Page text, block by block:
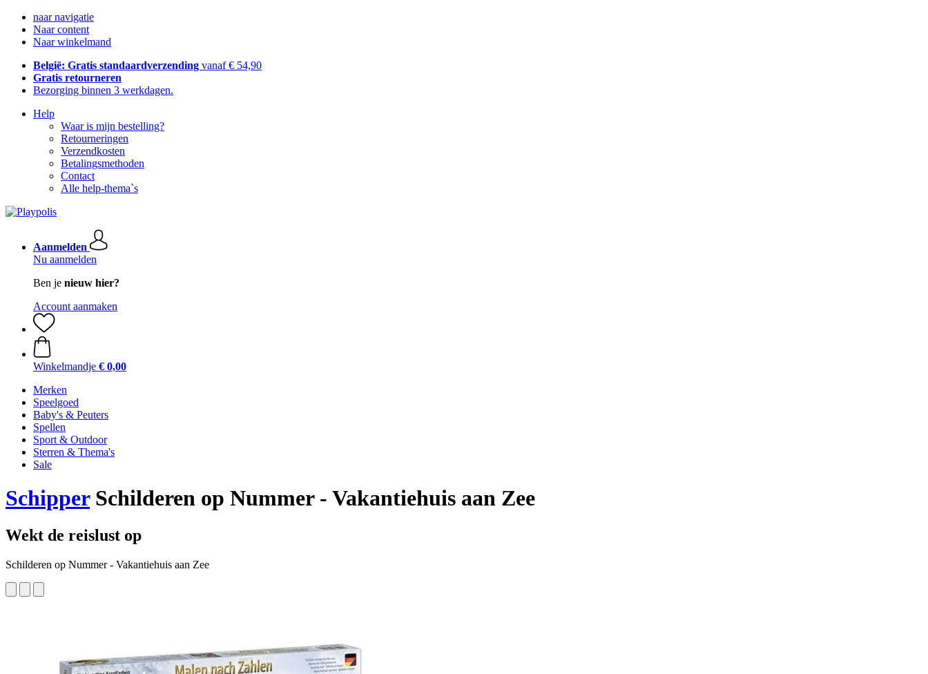
naar navigatie
Naar content
Naar winkelmand
België: Gratis standaardverzending vanaf € 54,90
Gratis retourneren
Bezorging binnen 3 werkdagen.
Help
Waar is mijn bestelling?
Retourneringen
Verzendkosten
Betalingsmethoden
Contact
Alle help-thema`s
Aanmelden
Nu aanmelden
Ben je nieuw hier?
Account aanmaken
Winkelmandje € 0,00
Merken
Speelgoed
Baby's & Peuters
Spellen
Sport & Outdoor
Sterren & Thema's
Sale
SchipperSchilderen op Nummer - Vakantiehuis aan Zee
Wekt de reislust op
Schilderen op Nummer - Vakantiehuis aan Zee